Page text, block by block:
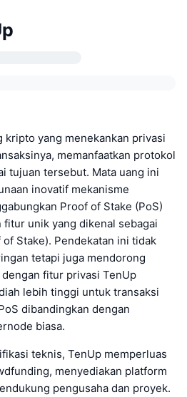
kripto yang menekankan privasi
memanfaatkan protokol
tujuan tersebut. Mata uang ini
inovatif mekanisme
Proof of Stake (PoS)
unik yang dikenal sebagai
Stake). Pendekatan ini tidak
tetapi juga mendorong
fitur privasi TenUp
lebih tinggi untuk transaksi
dibandingkan dengan
biasa.
teknis, TenUp memperluas
menyediakan platform
pengusaha dan proyek.